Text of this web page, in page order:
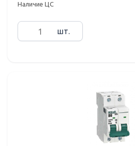
Наличие ЦС
шт.